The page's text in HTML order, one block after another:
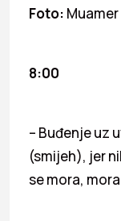
Foto:
8:00
– Buđenje uz
(smijeh), jer
se mora,